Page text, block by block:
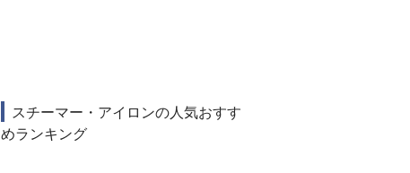
スチーマー・アイロンの人気おすす
めランキング